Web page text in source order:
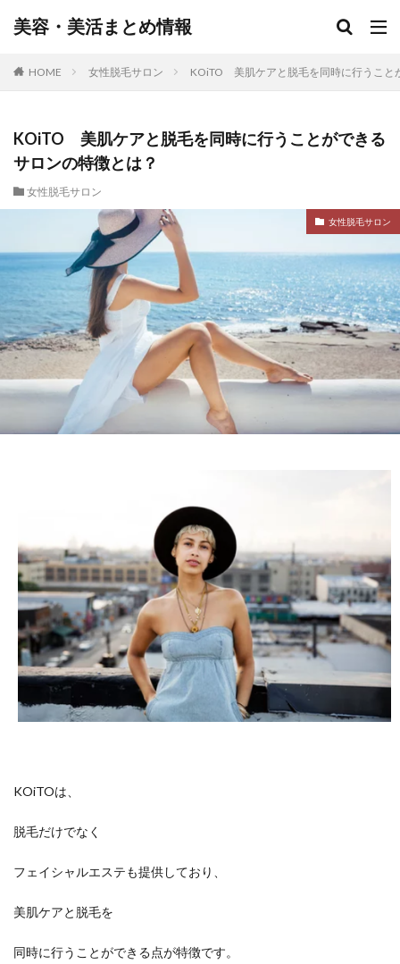
美容・美活まとめ情報
HOME 女性脱毛サロン KOiTO 美肌ケアと脱毛を同時に行うこと
KOiTO 美肌ケアと脱毛を同時に行うことができる
サロンの特徴とは？
女性脱毛サロン
女性脱毛サロン
KOiTOは、
脱毛だけでなく
フェイシャルエステも提供しており、
美肌ケアと脱毛を
同時に行うことができる点が特徴です。